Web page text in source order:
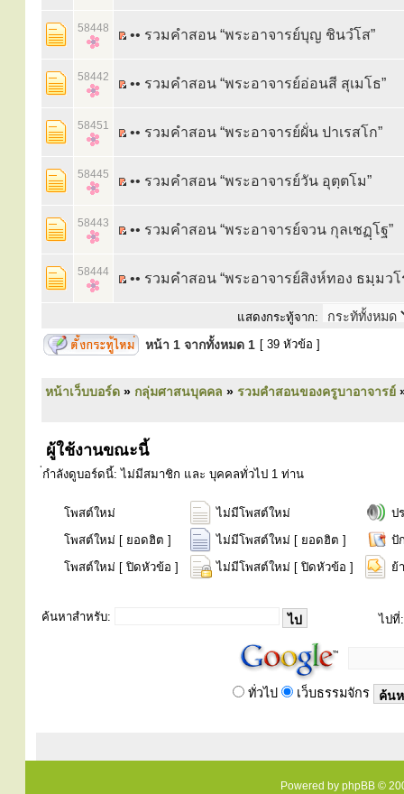
58448 •• รวมคำสอน “พระอาจารย์บุญ ชินวํโส”
58442 •• รวมคำสอน “พระอาจารย์อ่อนสี สุเมโธ”
58451 •• รวมคำสอน “พระอาจารย์ผั่น ปาเรสโก”
58445 •• รวมคำสอน “พระอาจารย์วัน อุตฺตโม”
58443 •• รวมคำสอน “พระอาจารย์จวน กุลเชฏฺโฐ”
58444 •• รวมคำสอน “พระอาจารย์สิงห์ทอง ธมฺมวโ
แสดงกระทู้จาก:
หน้า 1 จากทั้งหมด 1 [ 39 หัวข้อ ]
หน้าเว็บบอร์ด » กลุ่มศาสนบุคคล » รวมคำสอนของครูบาอาจารย์
ผู้ใช้งานขณะนี้
่กำลังดูบอร์ดนี้: ไม่มีสมาชิก และ บุคคลทั่วไป 1 ท่าน
โพสต์ใหม่ ไม่มีโพสต์ใหม่
ป
โพสต์ใหม่ [ ยอดฮิต ]
ไม่มีโพสต์ใหม่ [ ยอดฮิต ]
ปั
โพสต์ใหม่ [ ปิดหัวข้อ ]
ไม่มีโพสต์ใหม่ [ ปิดหัวข้อ ] ย้
ค้นหาสำหรับ: ไปที่:
ทั่วไป เว็บธรรมจักร
Powered by phpBB ©